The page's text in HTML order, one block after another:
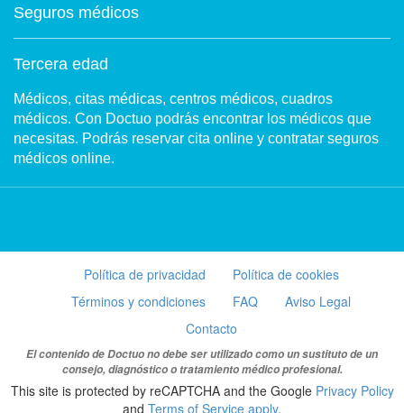
Seguros médicos
Tercera edad
Médicos, citas médicas, centros médicos, cuadros
médicos. Con Doctuo podrás encontrar los médicos que
necesitas. Podrás reservar cita online y contratar seguros
médicos online.
Política de privacidad
Política de cookies
Términos y condiciones
FAQ
Aviso Legal
Contacto
El contenido de Doctuo no debe ser utilizado como un sustituto de un
consejo, diagnóstico o tratamiento médico profesional.
This site is protected by reCAPTCHA and the Google Privacy Policy
and Terms of Service apply.